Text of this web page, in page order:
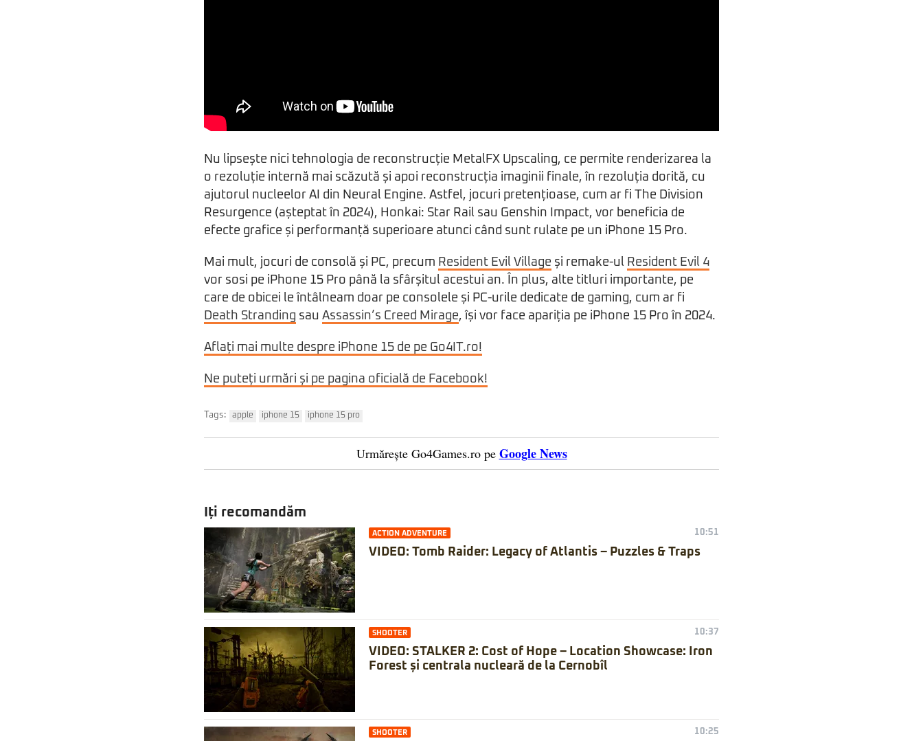
Nu lipsește nici tehnologia de reconstrucție MetalFX Upscaling, ce permite renderizarea la
o rezoluție internă mai scăzută și apoi reconstrucția imaginii finale, în rezoluția dorită, cu
ajutorul nucleelor AI din Neural Engine. Astfel, jocuri pretențioase, cum ar fi The Division
Resurgence (așteptat în 2024), Honkai: Star Rail sau Genshin Impact, vor beneficia de
efecte grafice și performanță superioare atunci când sunt rulate pe un iPhone 15 Pro.
Mai mult, jocuri de consolă și PC, precum Resident Evil Village și remake-ul Resident Evil 4
vor sosi pe iPhone 15 Pro până la sfârșitul acestui an. În plus, alte titluri importante, pe
care de obicei le întâlneam doar pe consolele și PC-urile dedicate de gaming, cum ar fi
Death Stranding sau Assassin’s Creed Mirage, își vor face apariția pe iPhone 15 Pro în 2024.
Aflați mai multe despre iPhone 15 de pe Go4IT.ro!
Ne puteți urmări și pe pagina oficială de Facebook!
Tags: apple iphone 15 iphone 15 pro
Urmărește Go4Games.ro pe Google News
Iți recomandăm
ACTION ADVENTURE 10:51
VIDEO: Tomb Raider: Legacy of Atlantis – Puzzles & Traps
SHOOTER 10:37
VIDEO: STALKER 2: Cost of Hope – Location Showcase: Iron
Forest și centrala nucleară de la Cernobîl
SHOOTER 10:25